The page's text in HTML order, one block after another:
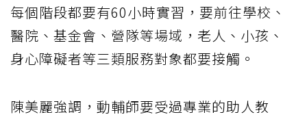
每個階段都要有60小時實習，要前往學校、
醫院、基金會、營隊等場域，老人、小孩、
身心障礙者等三類服務對象都要接觸。
陳美麗強調，動輔師要受過專業的助人教